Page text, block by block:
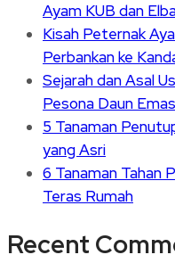
Ayam KUB dan
Kisah Peternak
Perbankan ke
Sejarah dan Asal
Pesona Daun
5 Tanaman
yang Asri
6 Tanaman Tahan
Teras Rumah
Recent